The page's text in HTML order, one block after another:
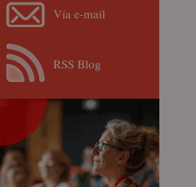
Vía e-mail
RSS Blog